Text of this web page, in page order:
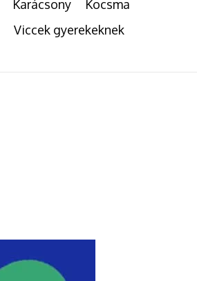
Karácsony
Kocsma
Viccek gyerekeknek